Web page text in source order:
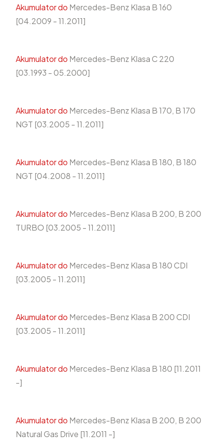
Akumulator do Mercedes-Benz Klasa B 160
[04.2009 - 11.2011]
Akumulator do Mercedes-Benz Klasa C 220
[03.1993 - 05.2000]
Akumulator do Mercedes-Benz Klasa B 170, B 170
NGT [03.2005 - 11.2011]
Akumulator do Mercedes-Benz Klasa B 180, B 180
NGT [04.2008 - 11.2011]
Akumulator do Mercedes-Benz Klasa B 200, B 200
TURBO [03.2005 - 11.2011]
Akumulator do Mercedes-Benz Klasa B 180 CDI
[03.2005 - 11.2011]
Akumulator do Mercedes-Benz Klasa B 200 CDI
[03.2005 - 11.2011]
Akumulator do Mercedes-Benz Klasa B 180 [11.2011
-]
Akumulator do Mercedes-Benz Klasa B 200, B 200
Natural Gas Drive [11.2011 -]